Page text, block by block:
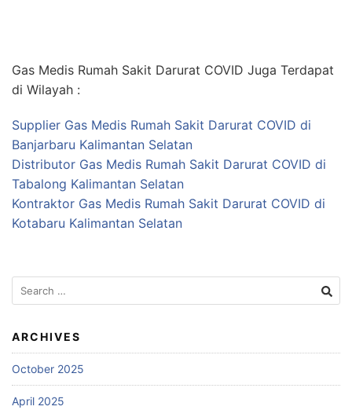
Gas Medis Rumah Sakit Darurat COVID Juga Terdapat
di Wilayah :
Supplier Gas Medis Rumah Sakit Darurat COVID di
Banjarbaru Kalimantan Selatan
Distributor Gas Medis Rumah Sakit Darurat COVID di
Tabalong Kalimantan Selatan
Kontraktor Gas Medis Rumah Sakit Darurat COVID di
Kotabaru Kalimantan Selatan
Search
for:
ARCHIVES
October 2025
April 2025